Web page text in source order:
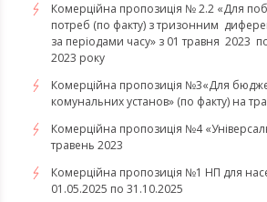
Комерційна пропозиція № 2.2 «Для
потреб (по факту) з тризонним
за періодами часу» з 01 травня 2023
2023 року
​​​​​​​Комерційна пропозиція №3«Для
комунальних установ» (по факту) на
Комерційна пропозиція №4
травень 2023
Комерційна пропозиція №1 НП для
01.05.2025 по 31.10.2025